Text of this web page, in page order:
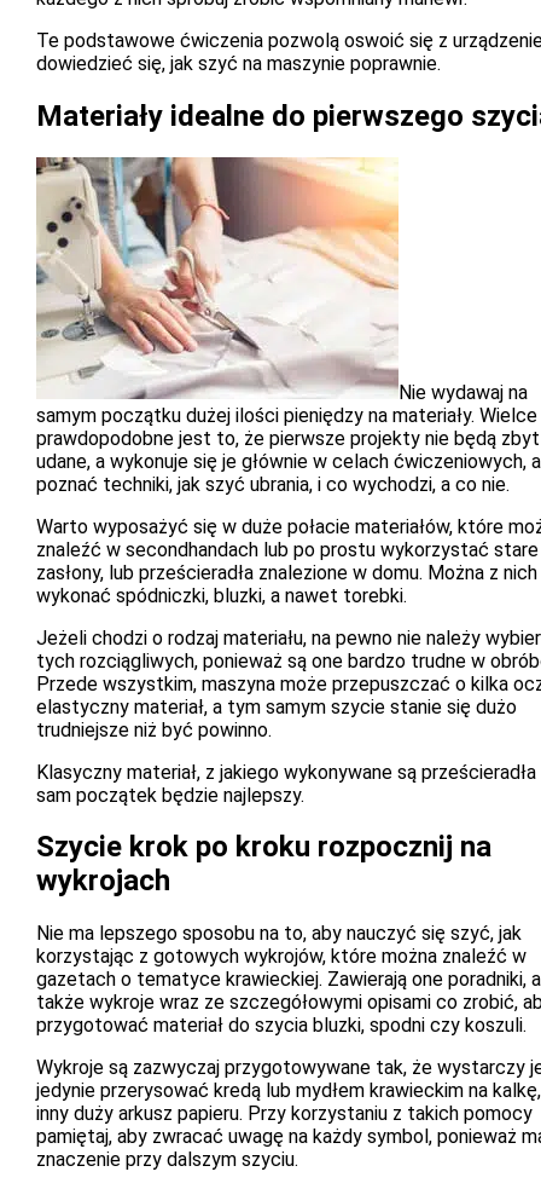
Te podstawowe ćwiczenia pozwolą oswoić się z
dowiedzieć się, jak szyć na maszynie poprawnie.
Materiały idealne do pierwszego
Nie wydawaj na
samym początku dużej ilości pieniędzy na materiały. Wielce
prawdopodobne jest to, że pierwsze projekty nie będą zbyt
udane, a wykonuje się je głównie w celach ćwiczeniowych,
poznać techniki, jak szyć ubrania, i co wychodzi, a co nie.
Warto wyposażyć się w duże połacie materiałów, które
znaleźć w secondhandach lub po prostu wykorzystać stare
zasłony, lub prześcieradła znalezione w domu. Można z nich
wykonać spódniczki, bluzki, a nawet torebki.
Jeżeli chodzi o rodzaj materiału, na pewno nie należy
tych rozciągliwych, ponieważ są one bardzo trudne w
Przede wszystkim, maszyna może przepuszczać o kilka
elastyczny materiał, a tym samym szycie stanie się dużo
trudniejsze niż być powinno.
Klasyczny materiał, z jakiego wykonywane są prześcieradła
sam początek będzie najlepszy.
Szycie krok po kroku rozpocznij na
wykrojach
Nie ma lepszego sposobu na to, aby nauczyć się szyć, jak
korzystając z gotowych wykrojów, które można znaleźć w
gazetach o tematyce krawieckiej. Zawierają one poradniki, a
także wykroje wraz ze szczegółowymi opisami co zrobić,
przygotować materiał do szycia bluzki, spodni czy koszuli.
Wykroje są zazwyczaj przygotowywane tak, że wystarczy
jedynie przerysować kredą lub mydłem krawieckim na
inny duży arkusz papieru. Przy korzystaniu z takich pomocy
pamiętaj, aby zwracać uwagę na każdy symbol, ponieważ
znaczenie przy dalszym szyciu.